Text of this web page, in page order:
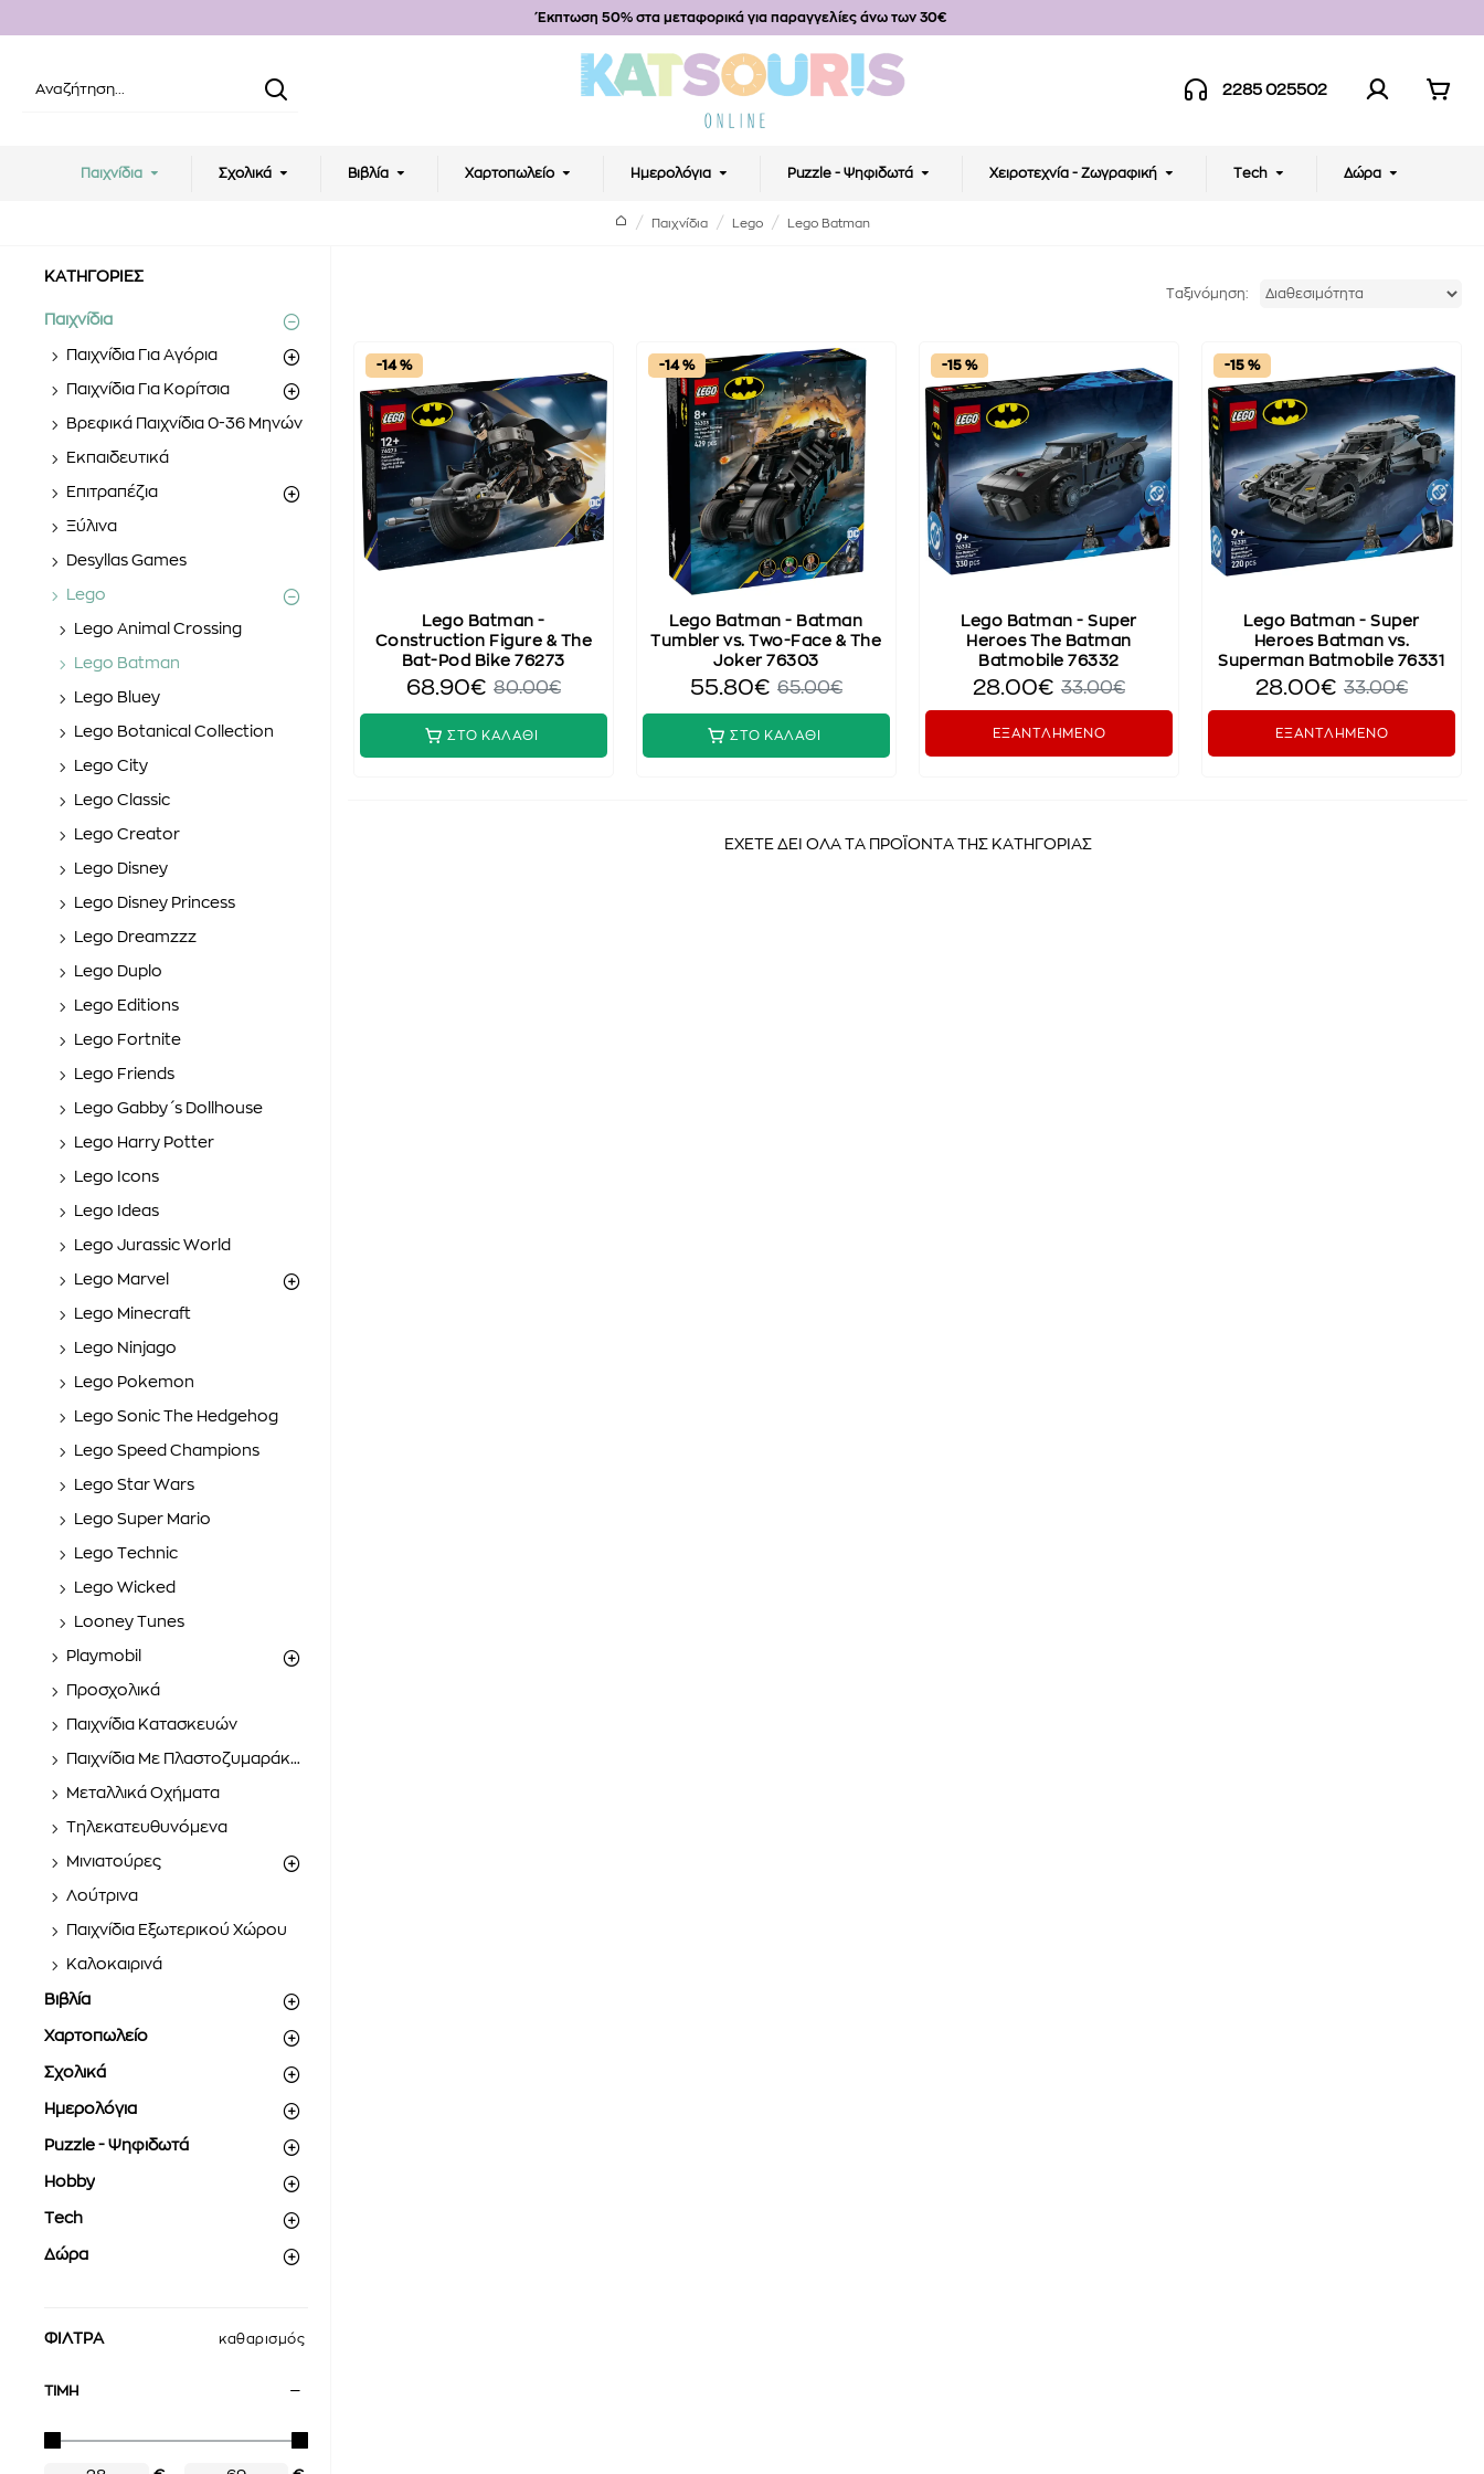
Έκπτωση 50% στα μεταφορικά για παραγγελίες άνω των 30€
2285 025502
Παιχνίδια Σχολικά Βιβλία Χαρτοπωλείο Ημερολόγια Puzzle - Ψηφιδωτά Χειροτεχνία - Ζωγραφική Tech Δώρα
Παιχνίδια Lego Lego Batman
ΚΑΤΗΓΟΡΙΕΣ
Παιχνίδια
Παιχνίδια Για Αγόρια
Παιχνίδια Για Κορίτσια
Βρεφικά Παιχνίδια 0-36 Μηνών
Εκπαιδευτικά
Επιτραπέζια
Ξύλινα
Desyllas Games
Lego
Lego Animal Crossing
Lego Batman
Lego Bluey
Lego Botanical Collection
Lego City
Lego Classic
Lego Creator
Lego Disney
Lego Disney Princess
Lego Dreamzzz
Lego Duplo
Lego Editions
Lego Fortnite
Lego Friends
Lego Gabby΄s Dollhouse
Lego Harry Potter
Lego Icons
Lego Ideas
Lego Jurassic World
Lego Marvel
Lego Minecraft
Lego Ninjago
Lego Pokemon
Lego Sonic The Hedgehog
Lego Speed Champions
Lego Star Wars
Lego Super Mario
Lego Technic
Lego Wicked
Looney Tunes
Playmobil
Προσχολικά
Παιχνίδια Κατασκευών
Παιχνίδια Με Πλαστοζυμαράκια
Μεταλλικά Οχήματα
Τηλεκατευθυνόμενα
Μινιατούρες
Λούτρινα
Παιχνίδια Εξωτερικού Χώρου
Καλοκαιρινά
Βιβλία
Χαρτοπωλείο
Σχολικά
Ημερολόγια
Puzzle - Ψηφιδωτά
Hobby
Tech
Δώρα
ΦΙΛΤΡΑ καθαρισμός
ΤΙΜΗ
Ταξινόμηση:
-14 %
Lego Batman -
Construction Figure & The
Bat-Pod Bike 76273
68.90€ 80.00€
ΣΤΟ ΚΑΛΑΘΙ
-14 %
Lego Batman - Batman
Tumbler vs. Two-Face & The
Joker 76303
55.80€ 65.00€
ΣΤΟ ΚΑΛΑΘΙ
-15 %
Lego Batman - Super
Heroes The Batman
Batmobile 76332
28.00€ 33.00€
ΕΞΑΝΤΛΗΜΕΝΟ
-15 %
Lego Batman - Super
Heroes Batman vs.
Superman Batmobile 76331
28.00€ 33.00€
ΕΞΑΝΤΛΗΜΕΝΟ
ΕΧΕΤΕ ΔΕΙ ΟΛΑ ΤΑ ΠΡΟΪΟΝΤΑ ΤΗΣ ΚΑΤΗΓΟΡΙΑΣ